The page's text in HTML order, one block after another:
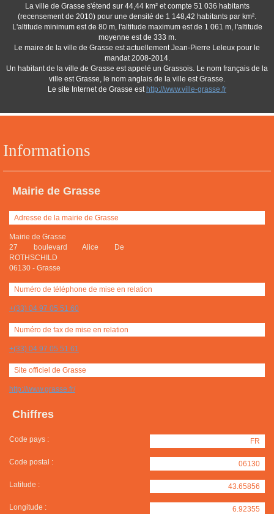
Informations
Mairie de Grasse
Adresse de la mairie de Grasse
Mairie de Grasse
27 boulevard Alice De
ROTHSCHILD
06130 - Grasse
Numéro de téléphone de mise en relation
+(33) 04 97 05 51 60
Numéro de fax de mise en relation
+(33) 04 97 05 51 61
Site officiel de Grasse
http://www.grasse.fr/
Chiffres
Code pays : FR
Code postal : 06130
Latitude : 43.65856
Longitude : 6.92355
La ville de Grasse s'étend sur 44,44 km² et compte 51 036 habitants
(recensement de 2010) pour une densité de 1 148,42 habitants par km².
L'altitude minimum est de 80 m, l'altitude maximum est de 1 061 m, l'altitude
moyenne est de 333 m.
Le maire de la ville de Grasse est actuellement Jean-Pierre Leleux pour le
mandat 2008-2014.
Un habitant de la ville de Grasse est appelé un Grassois. Le nom français de la
ville est Grasse, le nom anglais de la ville est Grasse.
Le site Internet de Grasse est http://www.ville-grasse.fr